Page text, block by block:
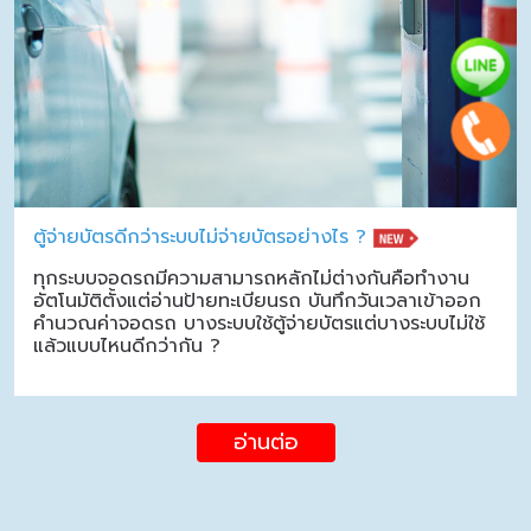
ตู้จ่ายบัตรดีกว่าระบบไม่จ่ายบัตรอย่างไร ?
ทุกระบบจอดรถมีความสามารถหลักไม่ต่างกันคือทำงาน
อัตโนมัติตั้งแต่อ่านป้ายทะเบียนรถ บันทึกวันเวลาเข้าออก
คำนวณค่าจอดรถ บางระบบใช้ตู้จ่ายบัตรแต่บางระบบไม่ใช้
แล้วแบบไหนดีกว่ากัน ?
อ่านต่อ